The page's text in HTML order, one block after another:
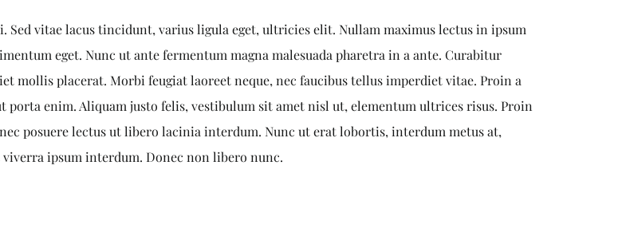
vitae lacus tincidunt, varius ligula eget, ultricies elit. Nullam maximus lectus in ipsum
eget. Nunc ut ante fermentum magna malesuada pharetra in a ante. Curabitur
mollis placerat. Morbi feugiat laoreet neque, nec faucibus tellus imperdiet vitae. Proin a
porta enim. Aliquam justo felis, vestibulum sit amet nisl ut, elementum ultrices risus. Proin
posuere lectus ut libero lacinia interdum. Nunc ut erat lobortis, interdum metus at,
ipsum interdum. Donec non libero nunc.